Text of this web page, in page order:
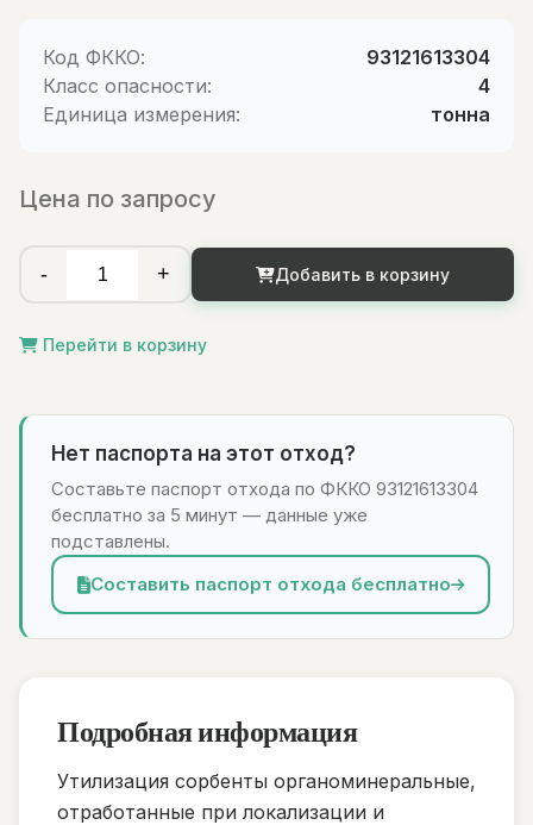
Код ФККО:
93121613304
Класс опасности:
4
Единица измерения:
тонна
Цена по запросу
- + Добавить в корзину
Перейти в корзину
Нет паспорта на этот отход?
Составьте паспорт отхода по ФККО 93121613304
бесплатно за 5 минут — данные уже
подставлены.
Составить паспорт отхода бесплатно
Подробная информация
Утилизация сорбенты органоминеральные,
отработанные при локализации и